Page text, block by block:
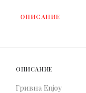
ОПИСАНИЕ
ОПИСАНИЕ
Гривна Enjoy